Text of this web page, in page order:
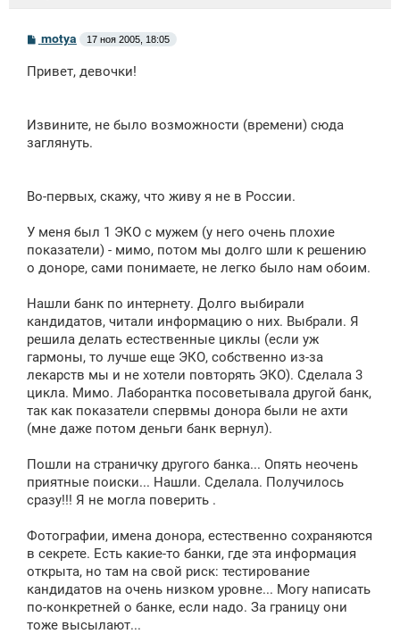
С
о
б
и
motya 17 ноя 2005, 18:05
Привет, девочки!
Извините, не было возможности (времени) сюда
заглянуть.
Во-первых, скажу, что живу я не в России.
У меня был 1 ЭКО с мужем (у него очень плохие
показатели) - мимо, потом мы долго шли к решению
о доноре, сами понимаете, не легко было нам обоим.
Нашли банк по интернету. Долго выбирали
кандидатов, читали информацию о них. Выбрали. Я
решила делать естественные циклы (если уж
гармоны, то лучше еще ЭКО, собственно из-за
лекарств мы и не хотели повторять ЭКО). Сделала 3
цикла. Мимо. Лаборантка посоветывала другой банк,
так как показатели спервмы донора были не ахти
(мне даже потом деньги банк вернул).
Пошли на страничку другого банка... Опять неочень
приятные поиски... Нашли. Сделала. Получилось
сразу!!! Я не могла поверить .
Фотографии, имена донора, естественно сохраняются
в секрете. Есть какие-то банки, где эта информация
открыта, но там на свой риск: тестирование
кандидатов на очень низком уровне... Могу написать
по-конкретней о банке, если надо. За границу они
тоже высылают...